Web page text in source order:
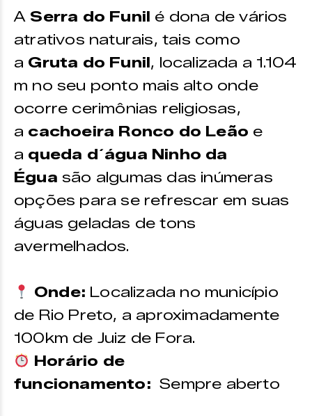
A Serra do Funil é dona de vários
atrativos naturais, tais como
a Gruta do Funil, localizada a 1.104
m no seu ponto mais alto onde
ocorre cerimônias religiosas,
a cachoeira Ronco do Leão e
a queda d´água Ninho da
Égua são algumas das inúmeras
opções para se refrescar em suas
águas geladas de tons
avermelhados.
Onde: Localizada no município
de Rio Preto, a aproximadamente
100km de Juiz de Fora.
Horário de
funcionamento: Sempre aberto